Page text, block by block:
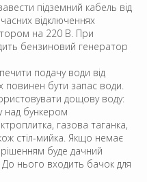
підземний кабель від
відключеннях
на 220 В. При
бензиновий генератор
подачу води від
повинен бути запас води.
дощову воду:
над бункером
газова таганка,
стіл-мийка. Якщо немає
рішенням буде дачний
нього входить бачок для